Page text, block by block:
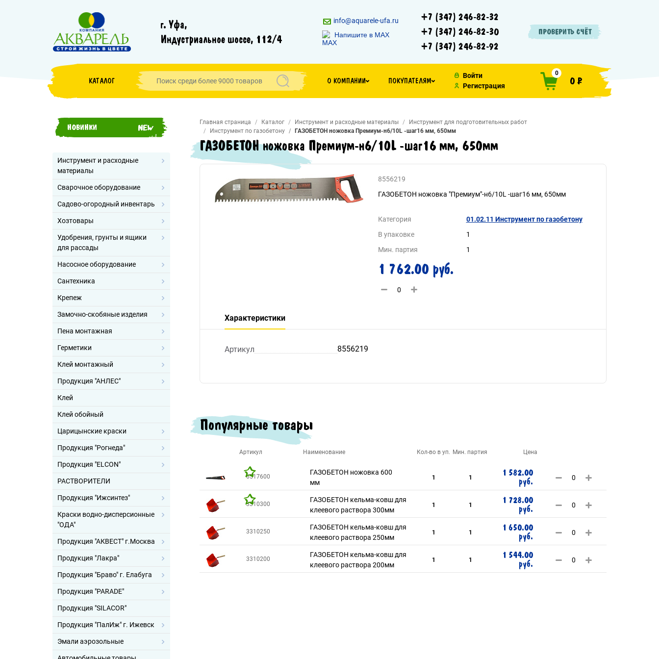
г. Уфа,
Индустриальное шоссе, 112/4
info@aquarele-ufa.ru
Напишите в MAX
+7 (347) 246-82-32
+7 (347) 246-82-30
+7 (347) 246-82-92
ПРОВЕРИТЬ СЧЁТ
КАТАЛОГ О КОМПАНИИ ПОКУПАТЕЛЯМ
Войти
Регистрация
0
0 ₽
НОВИНКИ
Инструмент и расходные
материалы
Сварочное оборудование
Садово-огородный инвентарь
Хозтовары
Удобрения, грунты и ящики
для рассады
Насосное оборудование
Сантехника
Крепеж
Замочно-скобяные изделия
Пена монтажная
Герметики
Клей монтажный
Продукция "АНЛЕС"
Клей
Клей обойный
Царицынские краски
Продукция "Рогнеда"
Продукция "ELCON"
РАСТВОРИТЕЛИ
Продукция "Ижсинтез"
Краски водно-дисперсионные
"ОДА"
Продукция "АКВЕСТ" г.Москва
Продукция "Лакра"
Продукция "Браво" г. Елабуга
Продукция "PARADE"
Продукция "SILACOR"
Продукция "ПалИж" г. Ижевск
Эмали аэрозольные
Главная страница Каталог Инструмент и расходные материалы
Инструмент для подготовительных работ
Инструмент по газобетону
ГАЗОБЕТОН ножовка Премиум-н6/10L -шаг16 мм, 650мм
ГАЗОБЕТОН ножовка Премиум-н6/10L -шаг16 мм, 650мм
8556219
ГАЗОБЕТОН ножовка "Премиум"-н6/10L -шаг16 мм, 650мм
Категория
01.02.11 Инструмент по газобетону
В упаковке
1
Мин. партия
1
1 762.00 руб.
Характеристики
Артикул 8556219
Популярные товары
Артикул Наименование Кол-во в уп. Мин. партия Цена
6517600
ГАЗОБЕТОН ножовка 600
мм
1 1 1 582.00
руб.
3310300
ГАЗОБЕТОН кельма-ковш для
клеевого раствора 300мм
1 1 1 728.00
руб.
3310250
ГАЗОБЕТОН кельма-ковш для
клеевого раствора 250мм
1 1 1 650.00
руб.
3310200
ГАЗОБЕТОН кельма-ковш для
клеевого раствора 200мм
1 1 1 544.00
руб.